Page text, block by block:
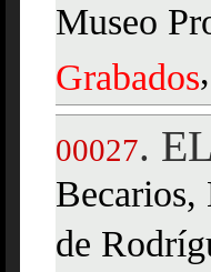
Museo
Grabados,
00027.
Becarios,
de